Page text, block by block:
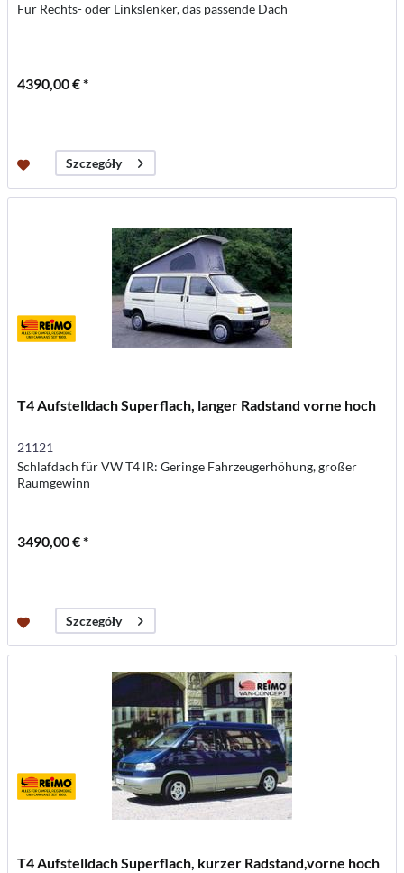
Für Rechts- oder Linkslenker, das passende Dach
4390,00 € *
Szczegóły
T4 Aufstelldach Superflach, langer Radstand vorne hoch
21121
Schlafdach für VW T4 lR: Geringe Fahrzeugerhöhung, großer
Raumgewinn
3490,00 € *
Szczegóły
T4 Aufstelldach Superflach, kurzer Radstand,vorne hoch